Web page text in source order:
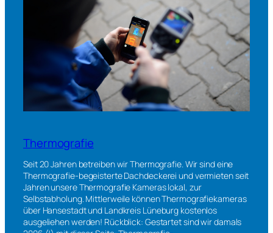
Thermografie
Seit 20 Jahren betreiben wir Thermografie. Wir sind eine
Thermografie-begeisterte Dachdeckerei und vermieten seit
Jahren unsere Thermografie Kameras lokal, zur
Selbstabholung. Mittlerweile können Thermografiekameras
über Hansestadt und Landkreis Lüneburg kostenlos
ausgeliehen werden! Rückblick: Gestartet sind wir damals